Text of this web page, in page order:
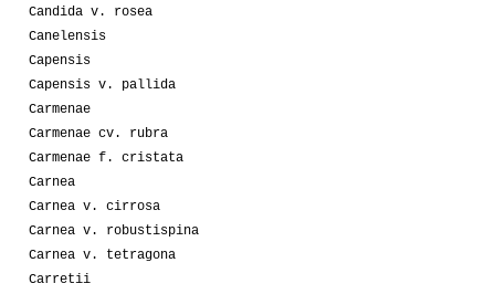
Candida v. rosea
Canelensis
Capensis
Capensis v. pallida
Carmenae
Carmenae cv. rubra
Carmenae f. cristata
Carnea
Carnea v. cirrosa
Carnea v. robustispina
Carnea v. tetragona
Carretii